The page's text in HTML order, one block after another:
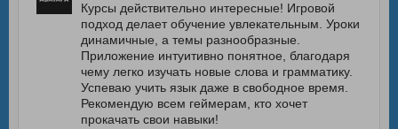
Курсы действительно интересные! Игровой
подход делает обучение увлекательным. Уроки
динамичные, а темы разнообразные.
Приложение интуитивно понятное, благодаря
чему легко изучать новые слова и грамматику.
Успеваю учить язык даже в свободное время.
Рекомендую всем геймерам, кто хочет
прокачать свои навыки!